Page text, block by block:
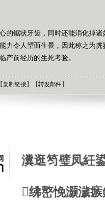
的锯状牙齿，同时还能消化掉
力令人望而生畏，因此称之为
产前经历的生死考验。
【复制链接】【转发邮件 】
瀵逛笉璧凤紝
绋嶅悗灏濊